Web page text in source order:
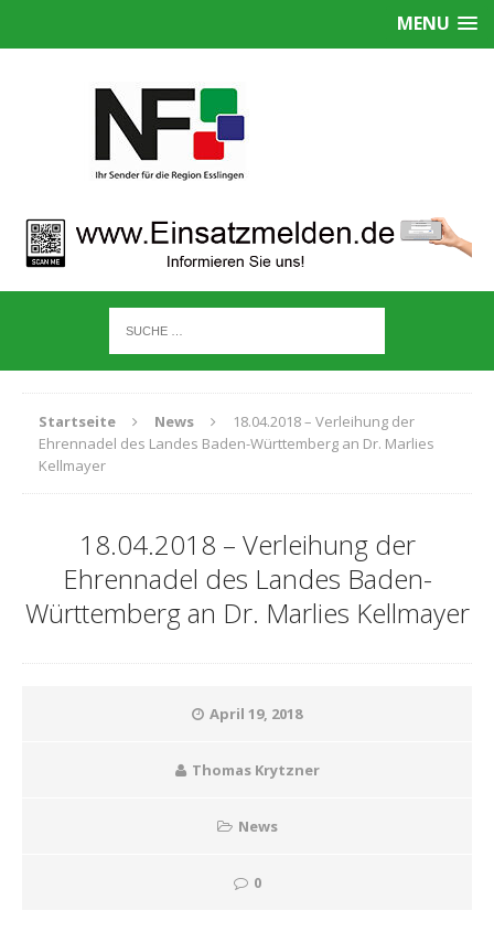
MENU
Startseite News
18.04.2018 – Verleihung der
Ehrennadel des Landes Baden-Württemberg an Dr. Marlies
Kellmayer
18.04.2018 – Verleihung der
Ehrennadel des Landes Baden-
Württemberg an Dr. Marlies Kellmayer
April 19, 2018
Thomas Krytzner
News
0